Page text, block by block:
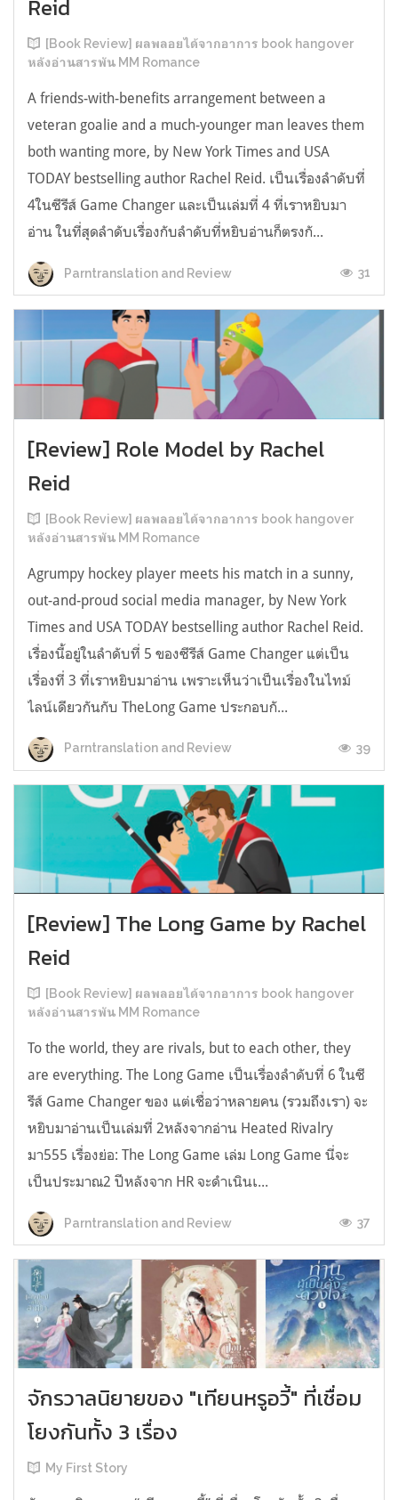
Reid
[Book Review] ผลพลอยได้จากอาการ book hangover
หลังอ่านสารพัน MM Romance
A friends-with-benefits arrangement between a
veteran goalie and a much-younger man leaves them
both wanting more, by New York Times and USA
TODAY bestselling author Rachel Reid. เป็นเรื่องลำดับที่
4ในซีรีส์ Game Changer และเป็นเล่มที่ 4 ที่เราหยิบมา
อ่าน ในที่สุดลำดับเรื่องกับลำดับที่หยิบอ่านก็ตรงกั...
Parntranslation and Review 31
[Review] Role Model by Rachel
Reid
[Book Review] ผลพลอยได้จากอาการ book hangover
หลังอ่านสารพัน MM Romance
Agrumpy hockey player meets his match in a sunny,
out-and-proud social media manager, by New York
Times and USA TODAY bestselling author Rachel Reid.
เรื่องนี้อยู่ในลำดับที่ 5 ของซีรีส์ Game Changer แต่เป็น
เรื่องที่ 3 ที่เราหยิบมาอ่าน เพราะเห็นว่าเป็นเรื่องในไทม์
ไลน์เดียวกันกับ TheLong Game ประกอบกั...
Parntranslation and Review 39
[Review] The Long Game by Rachel
Reid
[Book Review] ผลพลอยได้จากอาการ book hangover
หลังอ่านสารพัน MM Romance
To the world, they are rivals, but to each other, they
are everything. The Long Game เป็นเรื่องลำดับที่ 6 ในซี
รีส์ Game Changer ของ แต่เชื่อว่าหลายคน (รวมถึงเรา) จะ
หยิบมาอ่านเป็นเล่มที่ 2หลังจากอ่าน Heated Rivalry
มา555 เรื่องย่อ: The Long Game เล่ม Long Game นี่จะ
เป็นประมาณ2 ปีหลังจาก HR จะดำเนินเ...
Parntranslation and Review 37
จักรวาลนิยายของ "เทียนหรูอวี้" ที่เชื่อม
โยงกันทั้ง 3 เรื่อง
My First Story